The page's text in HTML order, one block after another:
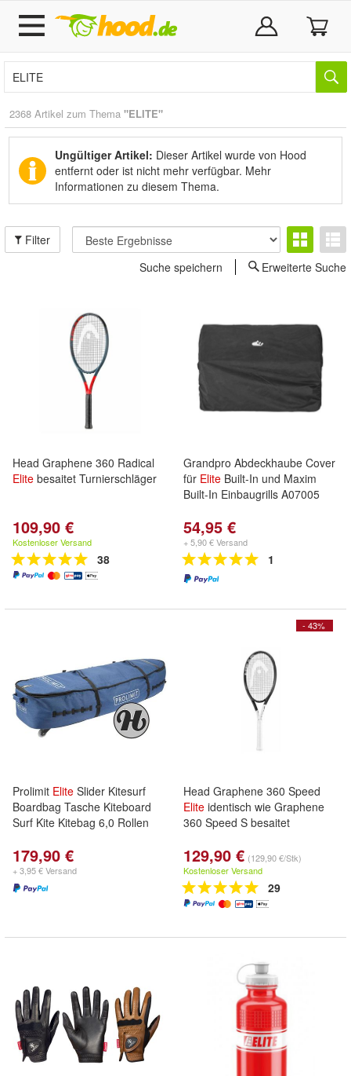
2368 Artikel zum Thema "ELITE"
Ungültiger Artikel: Dieser Artikel wurde von Hood
entfernt oder ist nicht mehr verfügbar. Mehr
Informationen zu diesem Thema.
Filter
Suche speichern
Erweiterte Suche
Head Graphene 360 Radical
Elite besaitet Turnierschläger
109,90 €
Kostenloser Versand
38
Grandpro Abdeckhaube Cover
für Elite Built-In und Maxim
Built-In Einbaugrills A07005
54,95 €
+ 5,90 € Versand
1
Prolimit Elite Slider Kitesurf
Boardbag Tasche Kiteboard
Surf Kite Kitebag 6,0 Rollen
179,90 €
+ 3,95 € Versand
- 43%
Head Graphene 360 Speed
Elite identisch wie Graphene
360 Speed S besaitet
129,90 € (129,90 €/Stk)
Kostenloser Versand
29